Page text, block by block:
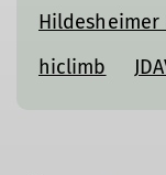
Hildesheimer
hiclimb